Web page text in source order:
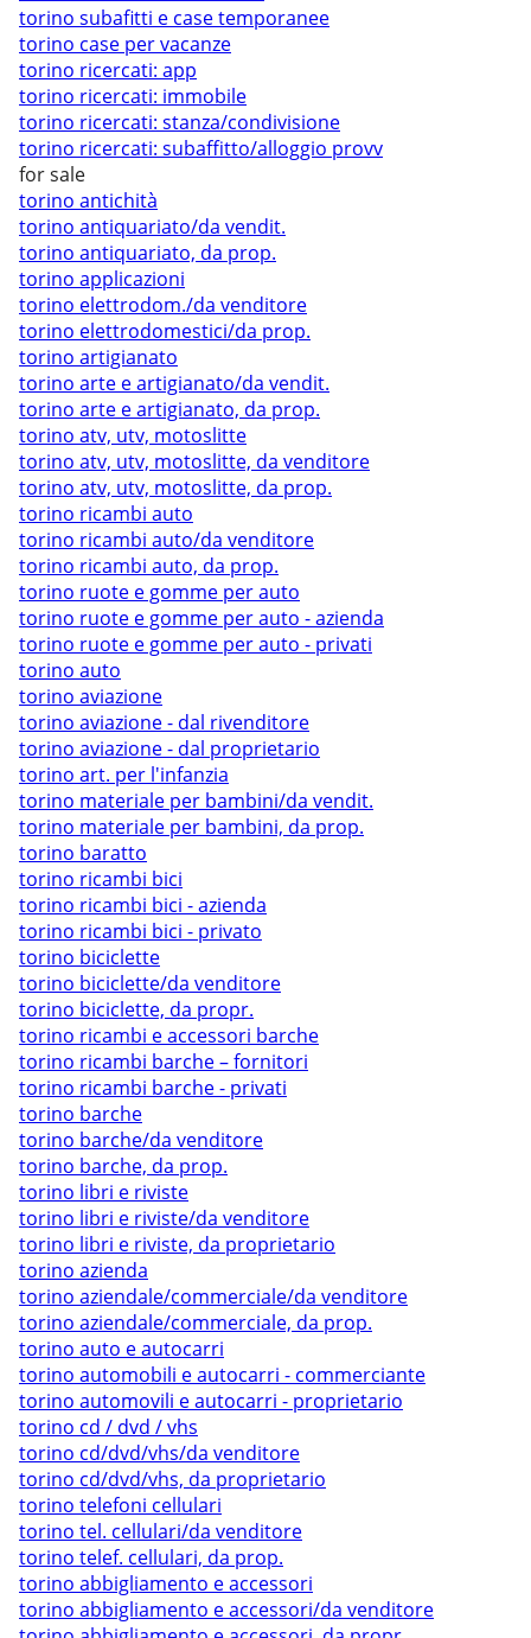
torino subafitti e case temporanee
torino case per vacanze
torino ricercati: app
torino ricercati: immobile
torino ricercati: stanza/condivisione
torino ricercati: subaffitto/alloggio provv
for sale
torino antichità
torino antiquariato/da vendit.
torino antiquariato, da prop.
torino applicazioni
torino elettrodom./da venditore
torino elettrodomestici/da prop.
torino artigianato
torino arte e artigianato/da vendit.
torino arte e artigianato, da prop.
torino atv, utv, motoslitte
torino atv, utv, motoslitte, da venditore
torino atv, utv, motoslitte, da prop.
torino ricambi auto
torino ricambi auto/da venditore
torino ricambi auto, da prop.
torino ruote e gomme per auto
torino ruote e gomme per auto - azienda
torino ruote e gomme per auto - privati
torino auto
torino aviazione
torino aviazione - dal rivenditore
torino aviazione - dal proprietario
torino art. per l'infanzia
torino materiale per bambini/da vendit.
torino materiale per bambini, da prop.
torino baratto
torino ricambi bici
torino ricambi bici - azienda
torino ricambi bici - privato
torino biciclette
torino biciclette/da venditore
torino biciclette, da propr.
torino ricambi e accessori barche
torino ricambi barche – fornitori
torino ricambi barche - privati
torino barche
torino barche/da venditore
torino barche, da prop.
torino libri e riviste
torino libri e riviste/da venditore
torino libri e riviste, da proprietario
torino azienda
torino aziendale/commerciale/da venditore
torino aziendale/commerciale, da prop.
torino auto e autocarri
torino automobili e autocarri - commerciante
torino automovili e autocarri - proprietario
torino cd / dvd / vhs
torino cd/dvd/vhs/da venditore
torino cd/dvd/vhs, da proprietario
torino telefoni cellulari
torino tel. cellulari/da venditore
torino telef. cellulari, da prop.
torino abbigliamento e accessori
torino abbigliamento e accessori/da venditore